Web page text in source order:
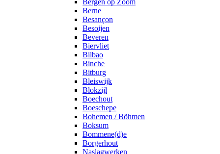
Bergen op Zoom
Berne
Besançon
Besoijen
Beveren
Biervliet
Bilbao
Binche
Bitburg
Bleiswijk
Blokzijl
Boechout
Boeschepe
Bohemen / Böhmen
Boksum
Bommene(d)e
Borgerhout
Naslagwerken